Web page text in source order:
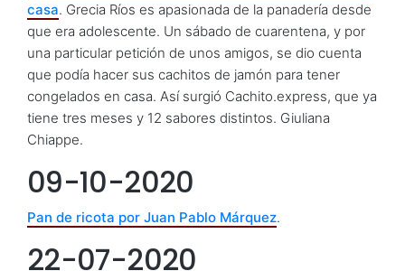
casa. Grecia Ríos es apasionada de la panadería desde
que era adolescente. Un sábado de cuarentena, y por
una particular petición de unos amigos, se dio cuenta
que podía hacer sus cachitos de jamón para tener
congelados en casa. Así surgió Cachito.express, que ya
tiene tres meses y 12 sabores distintos. Giuliana
Chiappe.
09-10-2020
Pan de ricota por Juan Pablo Márquez.
22-07-2020